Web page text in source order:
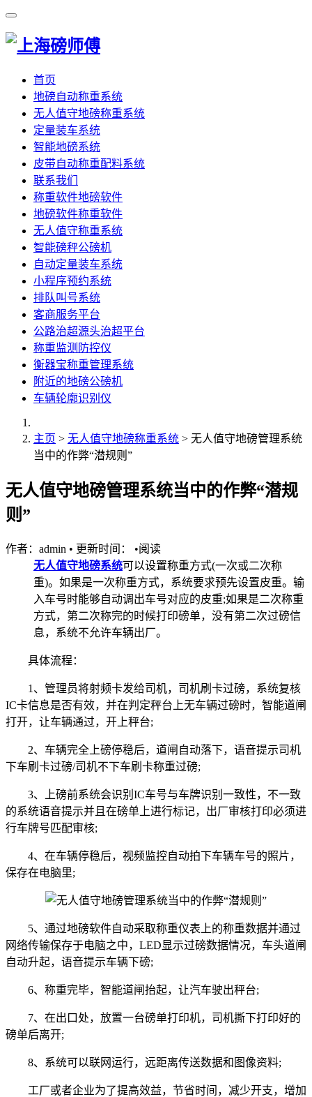
首页
地磅自动称重系统
无人值守地磅称重系统
定量装车系统
智能地磅系统
皮带自动称重配料系统
联系我们
称重软件地磅软件
地磅软件称重软件
无人值守称重系统
智能磅秤公磅机
自动定量装车系统
小程序预约系统
排队叫号系统
客商服务平台
公路治超源头治超平台
称重监测防控仪
衡器宝称重管理系统
附近的地磅公磅机
车辆轮廓识别仪
主页 > 无人值守地磅称重系统 > 无人值守地磅管理系统
当中的作弊“潜规则”
无人值守地磅管理系统当中的作弊“潜规
则”
作者：admin • 更新时间： •阅读
无人值守地磅系统可以设置称重方式(一次或二次称
重)。如果是一次称重方式，系统要求预先设置皮重。输
入车号时能够自动调出车号对应的皮重;如果是二次称重
方式，第二次称完的时候打印磅单，没有第二次过磅信
息，系统不允许车辆出厂。
具体流程：
1、管理员将射频卡发给司机，司机刷卡过磅，系统复核
IC卡信息是否有效，并在判定秤台上无车辆过磅时，智能道闸
打开，让车辆通过，开上秤台;
2、车辆完全上磅停稳后，道闸自动落下，语音提示司机
下车刷卡过磅/司机不下车刷卡称重过磅;
3、上磅前系统会识别IC车号与车牌识别一致性，不一致
的系统语音提示并且在磅单上进行标记，出厂审核打印必须进
行车牌号匹配审核;
4、在车辆停稳后，视频监控自动拍下车辆车号的照片，
保存在电脑里;
5、通过地磅软件自动采取称重仪表上的称重数据并通过
网络传输保存于电脑之中，LED显示过磅数据情况，车头道闸
自动升起，语音提示车辆下磅;
6、称重完毕，智能道闸抬起，让汽车驶出秤台;
7、在出口处，放置一台磅单打印机，司机撕下打印好的
磅单后离开;
8、系统可以联网运行，远距离传送数据和图像资料;
工厂或者企业为了提高效益，节省时间，减少开支，增加